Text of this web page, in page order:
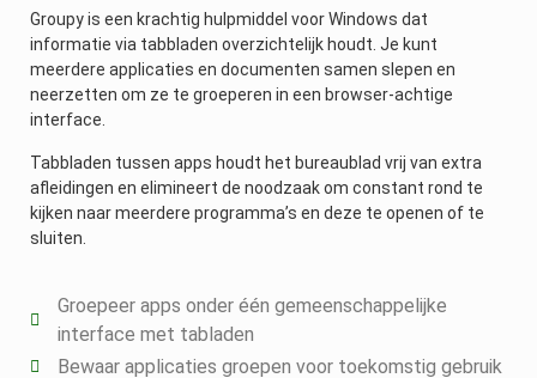
Groupy is een krachtig hulpmiddel voor Windows dat
informatie via tabbladen overzichtelijk houdt. Je kunt
meerdere applicaties en documenten samen slepen en
neerzetten om ze te groeperen in een browser-achtige
interface.
Tabbladen tussen apps houdt het bureaublad vrij van extra
afleidingen en elimineert de noodzaak om constant rond te
kijken naar meerdere programma’s en deze te openen of te
sluiten.
Groepeer apps onder één gemeenschappelijke
interface met tabladen
Bewaar applicaties groepen voor toekomstig gebruik